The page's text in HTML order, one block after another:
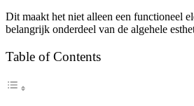
Dit maakt het niet alleen een functioneel
belangrijk onderdeel van de algehele
Table of Contents